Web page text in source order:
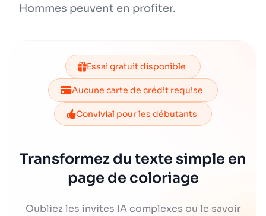
Hommes peuvent en profiter.
Essai gratuit disponible
Aucune carte de crédit requise
Convivial pour les débutants
Transformez du texte simple en
page de coloriage
Oubliez les invites IA complexes ou le savoir